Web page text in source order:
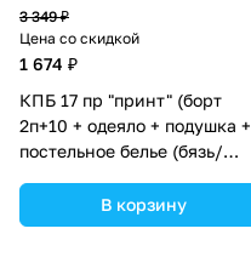
3 349 ₽
Цена со скидкой
1 674 ₽
КПБ 17 пр "принт" (борт
2п+10 + одеяло + подушка +
постельное белье (бязь/
(№П207_2а10бб_07) цвета в
ассортименте.
В корзину